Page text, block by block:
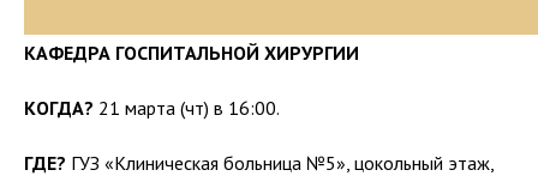
КАФЕДРА ГОСПИТАЛЬНОЙ ХИРУРГИИ
КОГДА? 21 марта (чт) в 16:00.
ГДЕ? ГУЗ «Клиническая больница №5», цокольный этаж,